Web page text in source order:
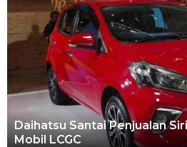
Daihatsu Santai Penjualan
Mobil LCGC